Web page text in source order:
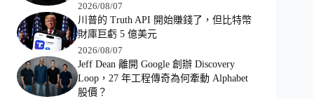
2026/08/07
川普的 Truth API 開始賺錢了，但比特幣
財庫巨虧 5 億美元
2026/08/07
Jeff Dean 離開 Google 創辦 Discovery
Loop，27 年工程傳奇為何牽動 Alphabet
股價？